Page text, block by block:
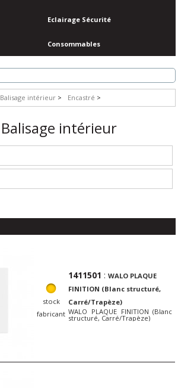
Eclairage Sécurité
Consommables
Balisage intérieur Encastré
Balisage intérieur
stock
fabricant
1411501 :WALO PLAQUE
FINITION (Blanc structuré,
Carré/Trapèze)
WALO PLAQUE FINITION (Blanc
structuré, Carré/Trapèze)